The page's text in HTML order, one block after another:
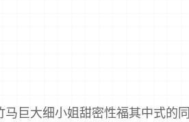
巨大细小姐甜密性福其中式的同